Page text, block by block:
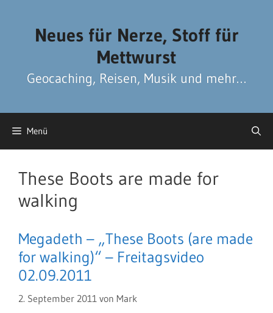
Neues für Nerze, Stoff für
Mettwurst
Geocaching, Reisen, Musik und mehr…
Menü
These Boots are made for
walking
Megadeth – „These Boots (are made
for walking)“ – Freitagsvideo
02.09.2011
2. September 2011 von Mark